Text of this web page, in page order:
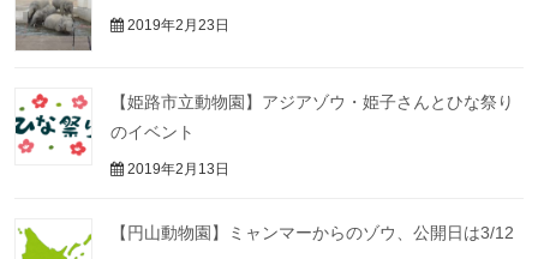
2019年2月23日
【姫路市立動物園】アジアゾウ・姫子さんとひな祭り
のイベント
2019年2月13日
【円山動物園】ミャンマーからのゾウ、公開日は3/12